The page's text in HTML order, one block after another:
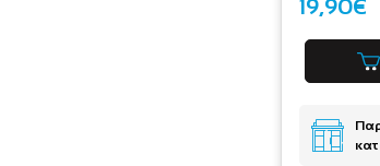
19,90€